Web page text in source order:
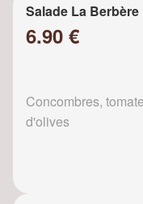
Salade La Berbère
6.90 €
Concombres,
d'olives